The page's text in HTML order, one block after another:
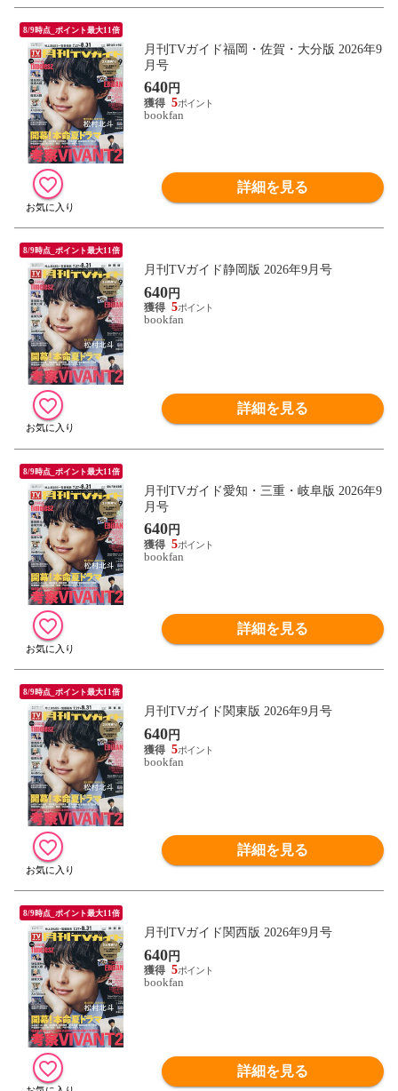
8/9時点_ポイント最大11倍
月刊TVガイド福岡・佐賀・大分版 2026年9
月号
640円
5
bookfan
詳細を見る
8/9時点_ポイント最大11倍
月刊TVガイド静岡版 2026年9月号
640円
5
bookfan
詳細を見る
8/9時点_ポイント最大11倍
月刊TVガイド愛知・三重・岐阜版 2026年9
月号
640円
5
bookfan
詳細を見る
8/9時点_ポイント最大11倍
月刊TVガイド関東版 2026年9月号
640円
5
bookfan
詳細を見る
8/9時点_ポイント最大11倍
月刊TVガイド関西版 2026年9月号
640円
5
bookfan
詳細を見る